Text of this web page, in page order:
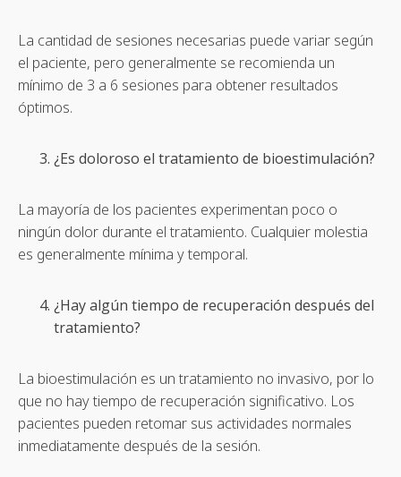
La cantidad de sesiones necesarias puede variar según
el paciente, pero generalmente se recomienda un
mínimo de 3 a 6 sesiones para obtener resultados
óptimos.
¿Es doloroso el tratamiento de bioestimulación?
La mayoría de los pacientes experimentan poco o
ningún dolor durante el tratamiento. Cualquier molestia
es generalmente mínima y temporal.
¿Hay algún tiempo de recuperación después del
tratamiento?
La bioestimulación es un tratamiento no invasivo, por lo
que no hay tiempo de recuperación significativo. Los
pacientes pueden retomar sus actividades normales
inmediatamente después de la sesión.